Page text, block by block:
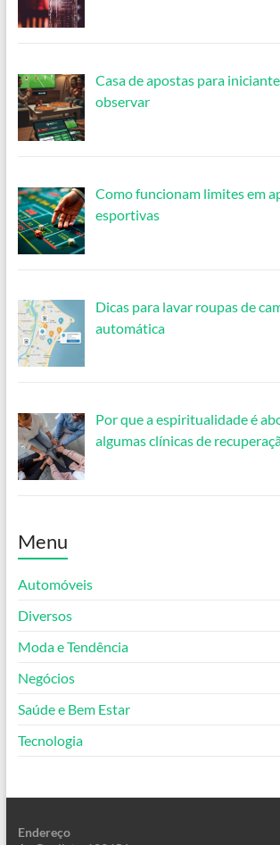
Casa de apostas para
observar
Como funcionam limites em
esportivas
Dicas para lavar roupas de
automática
Por que a espiritualidade é
algumas clínicas de
Menu
Automóveis
Diversos
Moda e Tendência
Negócios
Saúde e Bem Estar
Tecnologia
Endereço